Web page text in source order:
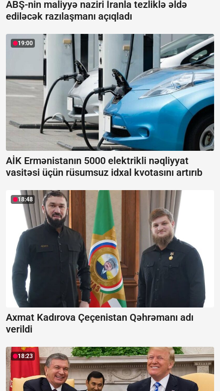
ABŞ-nin maliyyə naziri İranla tezliklə əldə
ediləcək razılaşmanı açıqladı
19:00
AİK Ermənistanın 5000 elektrikli nəqliyyat
vasitəsi üçün rüsumsuz idxal kvotasını artırıb
18:48
Axmat Kadırova Çeçenistan Qəhrəmanı adı
verildi
18:23